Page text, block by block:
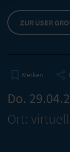
ZUR USER
Merken
Do.
Ort: virtuell